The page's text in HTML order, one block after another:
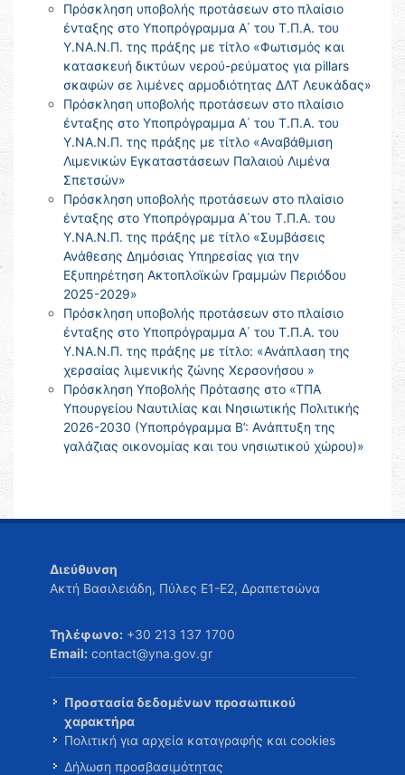
Πρόσκληση υποβολής προτάσεων στο πλαίσιο
ένταξης στο Υποπρόγραμμα Α΄ του Τ.Π.Α. του
Υ.ΝΑ.Ν.Π. της πράξης με τίτλο «Φωτισμός και
κατασκευή δικτύων νερού-ρεύματος για pillars
σκαφών σε λιμένες αρμοδιότητας ΔΛΤ Λευκάδας»
Πρόσκληση υποβολής προτάσεων στο πλαίσιο
ένταξης στο Υποπρόγραμμα Α΄ του Τ.Π.Α. του
Υ.ΝΑ.Ν.Π. της πράξης με τίτλο «Αναβάθμιση
Λιμενικών Εγκαταστάσεων Παλαιού Λιμένα
Σπετσών»
Πρόσκληση υποβολής προτάσεων στο πλαίσιο
ένταξης στο Υποπρόγραμμα Α΄του Τ.Π.Α. του
Υ.ΝΑ.Ν.Π. της πράξης με τίτλο «Συμβάσεις
Ανάθεσης Δημόσιας Υπηρεσίας για την
Εξυπηρέτηση Ακτοπλοϊκών Γραμμών Περιόδου
2025-2029»
Πρόσκληση υποβολής προτάσεων στο πλαίσιο
ένταξης στο Υποπρόγραμμα Α΄ του Τ.Π.Α. του
Υ.ΝΑ.Ν.Π. της πράξης με τίτλο: «Ανάπλαση της
χερσαίας λιμενικής ζώνης Χερσονήσου »
Πρόσκληση Υποβολής Πρότασης στο «ΤΠΑ
Υπουργείου Ναυτιλίας και Νησιωτικής Πολιτικής
2026-2030 (Υποπρόγραμμα Β’: Ανάπτυξη της
γαλάζιας οικονομίας και του νησιωτικού χώρου)»
Διεύθυνση
Ακτή Βασιλειάδη, Πύλες Ε1-Ε2, Δραπετσώνα
Τηλέφωνο: +30 213 137 1700
Email: contact@yna.gov.gr
Προστασία δεδομένων προσωπικού
χαρακτήρα
Πολιτική για αρχεία καταγραφής και cookies
Δήλωση προσβασιμότητας